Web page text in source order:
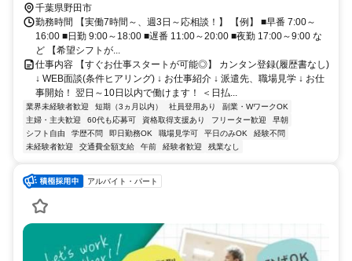
千葉県野田市
勤務時間 【実働7時間～、週3日～応相談！】 【例】 ■早番 7:00～
16:00 ■日勤 9:00～18:00 ■遅番 11:00～20:00 ■夜勤 17:00～9:00 な
ど 【希望シフトが...
仕事内容 【すぐお仕事スタートが可能◎】 カンタン登録(履歴書なし)
↓ WEB面談(条件ヒアリング) ↓ お仕事紹介 ↓ 派遣先、職場見学 ↓ お仕
事開始！ 翌日～10日以内で働けます！ ＜日払...
業界未経験者歓迎 短期（3ヵ月以内） 社員登用あり
副業・WワークOK
主婦・主夫歓迎
60代も応募可 資格取得支援あり フリーター歓迎
早朝
シフト自由
学歴不問 即日勤務OK 職場見学可 平日のみOK
経験不問
未経験者歓迎
交通費全額支給 午前 経験者歓迎 残業なし
アルバイト・パート